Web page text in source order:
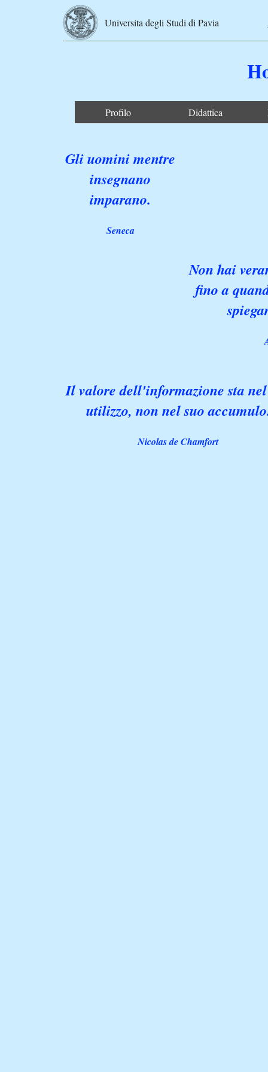
Universita degli Studi di Pavia
Profilo Didattica
Gli uomini mentre
insegnano
imparano.
Seneca
Non hai
fino a
Il valore dell'informazione sta
utilizzo, non nel suo
Nicolas de Chamfort